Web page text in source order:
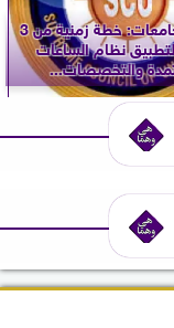
الأعلى للجامعات: خطة زمنية من 3
نظام الساعات
والتخصصات...